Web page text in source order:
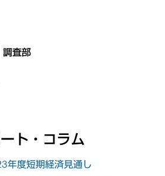
調査部
ト・コラム
年度短期経済見通し